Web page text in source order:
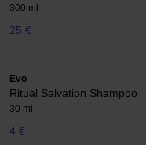
300 ml
25 €
Evo
Ritual Salvation Shampoo
30 ml
4 €